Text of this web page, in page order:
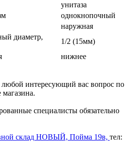
унитаза
однокнопочный
наружная
диаметр,
1/2 (15мм)
нижнее
любой интересующий вас вопрос по
магазина.
специалисты обязательно
склад НОВЫЙ, Пойма 19в, тел: